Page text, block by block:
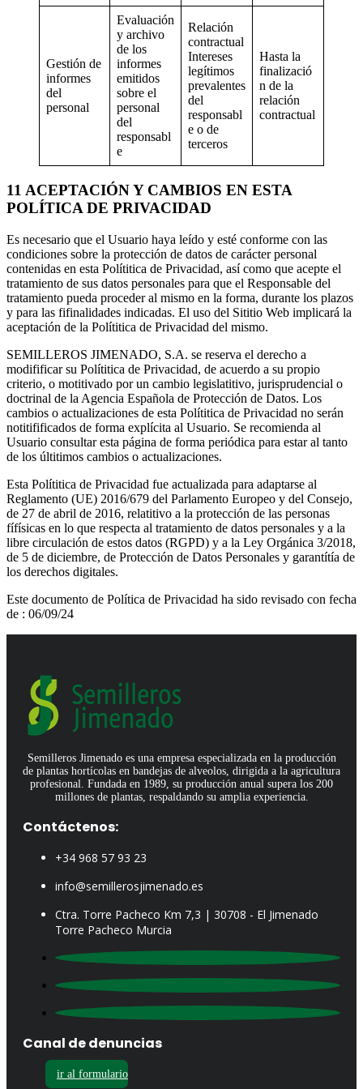
Gestión de
informes
del
personal
Evaluación
y archivo
de los
informes
emitidos
sobre el
personal
del
responsabl
e
Relación
contractual
Intereses
legítimos
prevalentes
del
responsabl
e o de
terceros
Hasta la
finalizació
n de la
relación
contractual
11 ACEPTACIÓN Y CAMBIOS EN ESTA
POLÍTICA DE PRIVACIDAD
Es necesario que el Usuario haya leído y esté conforme con las
condiciones sobre la protección de datos de carácter personal
contenidas en esta Polítitica de Privacidad, así como que acepte el
tratamiento de sus datos personales para que el Responsable del
tratamiento pueda proceder al mismo en la forma, durante los plazos
y para las fifinalidades indicadas. El uso del Sititio Web implicará la
aceptación de la Polítitica de Privacidad del mismo.
SEMILLEROS JIMENADO, S.A. se reserva el derecho a
modifificar su Polítitica de Privacidad, de acuerdo a su propio
criterio, o motitivado por un cambio legislatitivo, jurisprudencial o
doctrinal de la Agencia Española de Protección de Datos. Los
cambios o actualizaciones de esta Polítitica de Privacidad no serán
notitifificados de forma explícita al Usuario. Se recomienda al
Usuario consultar esta página de forma periódica para estar al tanto
de los últitimos cambios o actualizaciones.
Esta Polítitica de Privacidad fue actualizada para adaptarse al
Reglamento (UE) 2016/679 del Parlamento Europeo y del Consejo,
de 27 de abril de 2016, relatitivo a la protección de las personas
fífísicas en lo que respecta al tratamiento de datos personales y a la
libre circulación de estos datos (RGPD) y a la Ley Orgánica 3/2018,
de 5 de diciembre, de Protección de Datos Personales y garantítía de
los derechos digitales.
Este documento de Política de Privacidad ha sido revisado con fecha
de : 06/09/24
Semilleros Jimenado es una empresa especializada en la producción
de plantas hortícolas en bandejas de alveolos, dirigida a la agricultura
profesional. Fundada en 1989, su producción anual supera los 200
millones de plantas, respaldando su amplia experiencia.
Contáctenos:
+34 968 57 93 23
info@semillerosjimenado.es
Ctra. Torre Pacheco Km 7,3 | 30708 - El Jimenado
Torre Pacheco Murcia
Canal de denuncias
ir al formulario